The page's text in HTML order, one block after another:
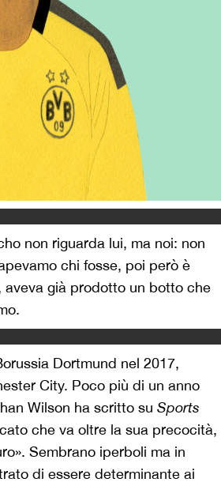
non riguarda lui, ma noi: non
chi fosse, poi però è
già prodotto un botto che
Dortmund nel 2017,
City. Poco più di un anno
Wilson ha scritto su Sports
che va oltre la sua precocità,
Sembrano iperboli ma in
di essere determinante ai